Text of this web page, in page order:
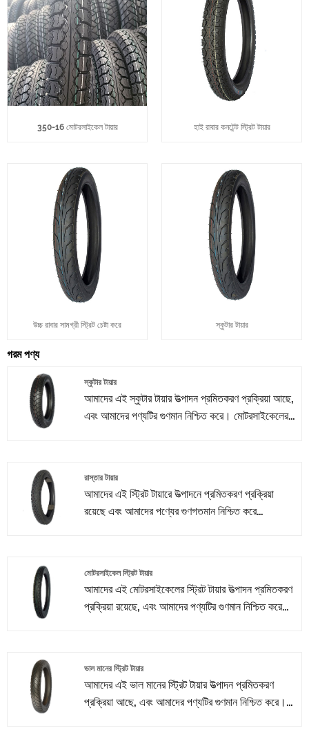
350-16 মোটরসাইকেল টায়ার হাই রাবার কনটেন্ট স্ট্রিট টায়ার
উচ্চ রাবার সামগ্রী স্ট্রিট চেষ্টা করে স্কুটার টায়ার
গরম পণ্য
স্কুটার টায়ার
আমাদের এই স্কুটার টায়ার উত্পাদন প্রমিতকরণ প্রক্রিয়া আছে,
এবং আমাদের পণ্যটির গুণমান নিশ্চিত করে। মোটরসাইকেলের
DOT ইত্যাদির শংসাপত্র পেয়েছি e আমাদের কাছে কঠোর
পরিশ্রমের পরে বিক্রয় দল রয়েছে, যারা আমাদের ক্লায়েন্টদের
জন্য বিক্রয়োত্তর সেবা এবং সুরক্ষা সরবরাহ করছেন।
রাস্তার টায়ার
আমাদের এই স্ট্রিট টায়ারে উত্পাদনে প্রমিতকরণ প্রক্রিয়া
রয়েছে এবং আমাদের পণ্যের গুণগতমান নিশ্চিত করে
আমরা ISO9001ã € CCCã € E-MARC ã DOT
ইত্যাদির শংসাপত্র পেয়েছি। আমাদের কঠোর পরিশ্রমের পরে
বিক্রয় দল রয়েছে, যারা আমাদের ক্লায়েন্টদের জন্য বিক্রয় পরে
মোটরসাইকেল স্ট্রিট টায়ার
আমাদের এই মোটরসাইকেলের স্ট্রিট টায়ার উত্পাদন প্রমিতকরণ
প্রক্রিয়া রয়েছে, এবং আমাদের পণ্যটির গুণমান নিশ্চিত করে
ক্লায়েন্টদের জন্য বিক্রয়োত্তর সেবা এবং সুরক্ষা সরবরাহ
করছেন।
ভাল মানের স্ট্রিট টায়ার
আমাদের এই ভাল মানের স্ট্রিট টায়ার উত্পাদন প্রমিতকরণ
প্রক্রিয়া আছে, এবং আমাদের পণ্যটির গুণমান নিশ্চিত করে।